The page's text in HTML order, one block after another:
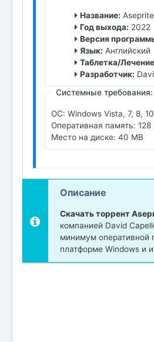
Название: Aseprite
Год выхода: 2022
Версия
Язык: Английский
Таблетка/
Разработчик:
Системные требования:
ОС: Windows Vista, 7, 8, 10
Оперативная память:
Место на диске: 40 MB
Описание
Скачать торрент
компанией David
минимум оперативной
платформе Windows и